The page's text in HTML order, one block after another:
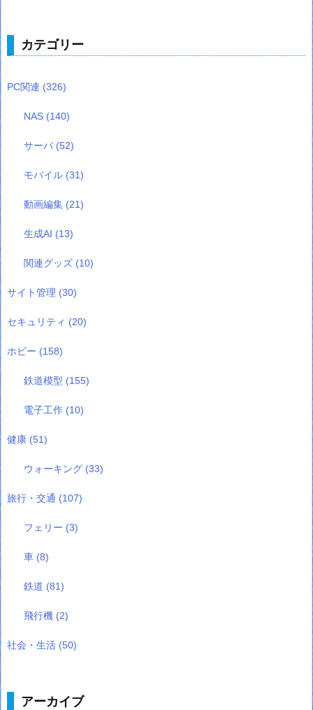
カテゴリー
PC関連 (326)
NAS (140)
サーバ (52)
モバイル (31)
動画編集 (21)
生成AI (13)
関連グッズ (10)
サイト管理 (30)
セキュリティ (20)
ホビー (158)
鉄道模型 (155)
電子工作 (10)
健康 (51)
ウォーキング (33)
旅行・交通 (107)
フェリー (3)
車 (8)
鉄道 (81)
飛行機 (2)
社会・生活 (50)
アーカイブ